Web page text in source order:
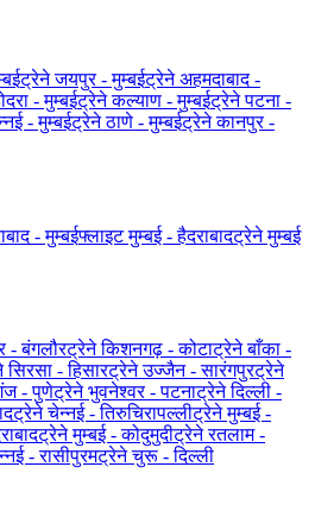
ट्रेने जयपुर - मुम्बईट्रेने अहमदाबाद -
- मुम्बईट्रेने कल्याण - मुम्बईट्रेने पटना -
- मुम्बईट्रेने ठाणे - मुम्बईट्रेने कानपुर -
- मुम्बईफ्लाइट मुम्बई - हैदराबादट्रेने मुम्बई
- बंगलौरट्रेने किशनगढ़ - कोटाट्रेने बाँका -
सिरसा - हिसारट्रेने उज्जैन - सारंगपुरट्रेने
- पुणेट्रेने भुवनेश्वर - पटनाट्रेने दिल्ली -
ट्रेने चेन्नई - तिरुचिरापल्लीट्रेने मुम्बई -
ट्रेने मुम्बई - कोदुमुदीट्रेने रतलाम -
- रासीपुरमट्रेने चुरू - दिल्ली